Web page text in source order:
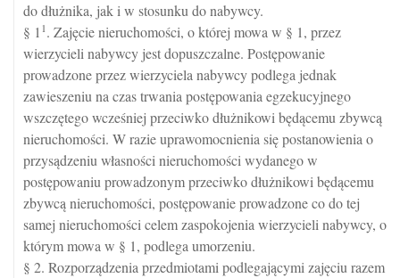
do dłużnika, jak i w stosunku do nabywcy.
§ 1 1. Zajęcie nieruchomości, o której mowa w § 1, przez
wierzycieli nabywcy jest dopuszczalne. Postępowanie
prowadzone przez wierzyciela nabywcy podlega jednak
zawieszeniu na czas trwania postępowania egzekucyjnego
wszczętego wcześniej przeciwko dłużnikowi będącemu zbywcą
nieruchomości. W razie uprawomocnienia się postanowienia o
przysądzeniu własności nieruchomości wydanego w
postępowaniu prowadzonym przeciwko dłużnikowi będącemu
zbywcą nieruchomości, postępowanie prowadzone co do tej
samej nieruchomości celem zaspokojenia wierzycieli nabywcy, o
którym mowa w § 1, podlega umorzeniu.
§ 2. Rozporządzenia przedmiotami podlegającymi zajęciu razem